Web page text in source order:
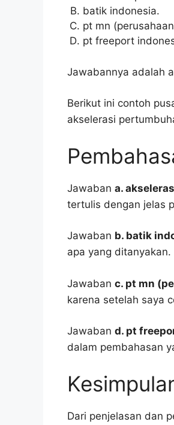
batik indonesia.
pt mn
pt freeport
Jawabannya adalah
Berikut ini contoh
akselerasi
Jawaban a.
tertulis dengan jelas
Jawaban b. batik
apa yang ditanyakan.
Jawaban c. pt mn
karena setelah saya
Jawaban d. pt
dalam pembahasan
Dari penjelasan dan